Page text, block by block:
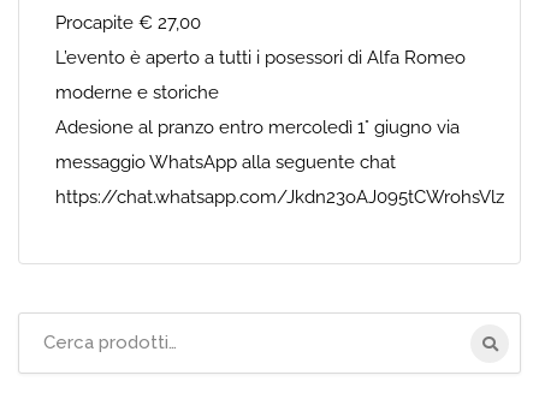
Procapite € 27,00
L’evento è aperto a tutti i posessori di Alfa Romeo
moderne e storiche
Adesione al pranzo entro mercoledì 1° giugno via
messaggio WhatsApp alla seguente chat
https://chat.whatsapp.com/Jkdn23oAJ095tCWrohsVlz